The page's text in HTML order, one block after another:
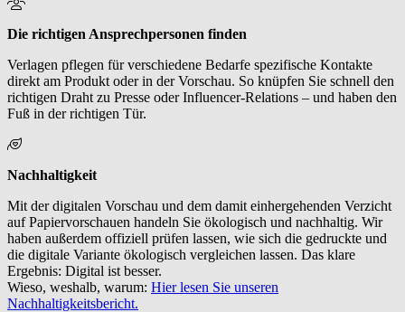
Die richtigen Ansprechpersonen finden
Verlagen pflegen für verschiedene Bedarfe spezifische Kontakte
direkt am Produkt oder in der Vorschau. So knüpfen Sie schnell den
richtigen Draht zu Presse oder Influencer-Relations – und haben den
Fuß in der richtigen Tür.
Nachhaltigkeit
Mit der digitalen Vorschau und dem damit einhergehenden Verzicht
auf Papiervorschauen handeln Sie ökologisch und nachhaltig. Wir
haben außerdem offiziell prüfen lassen, wie sich die gedruckte und
die digitale Variante ökologisch vergleichen lassen. Das klare
Ergebnis: Digital ist besser.
Wieso, weshalb, warum: Hier lesen Sie unseren
Nachhaltigkeitsbericht.